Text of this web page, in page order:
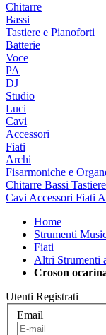
Chitarre
Bassi
Tastiere e Pianoforti
Batterie
Voce
PA
DJ
Studio
Luci
Cavi
Accessori
Fiati
Archi
Fisarmoniche e
Chitarre Bassi
Cavi Accessori Fiati
Home
Strumenti
Fiati
Altri Strumenti
Croson
Utenti Registrati
Email